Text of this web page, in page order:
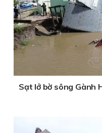
Sạt lở bờ sông Gành